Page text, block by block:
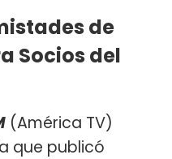
de
Socios del
(América TV)
que publicó